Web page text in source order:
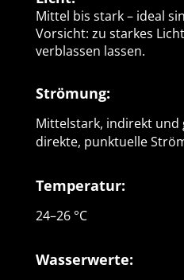
Mittel bis stark – ideal
Vorsicht: zu starkes
verblassen lassen.
Strömung:
Mittelstark, indirekt und
direkte, punktuelle
Temperatur:
24–26 °C
Wasserwerte: